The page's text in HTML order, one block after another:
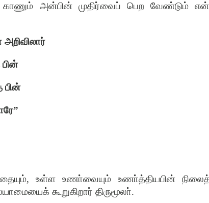
காணும் அன்பின் முதிர்வைப் பெற வேண்டும்
அறிவிலார்
பின்
பின்
”
, உள்ள உணா்வையும் உணா்த்தியபின்
கூறுகிறார் திருமூலா்.